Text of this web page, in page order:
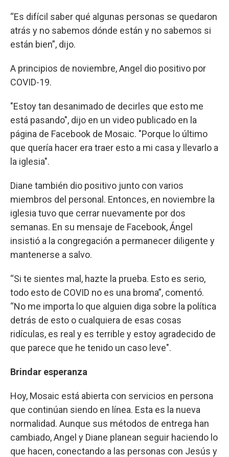
“Es difícil saber qué algunas personas se quedaron
atrás y no sabemos dónde están y no sabemos si
están bien”, dijo.
A principios de noviembre, Angel dio positivo por
COVID-19.
"Estoy tan desanimado de decirles que esto me
está pasando", dijo en un video publicado en la
página de Facebook de Mosaic. "Porque lo último
que quería hacer era traer esto a mi casa y llevarlo a
la iglesia".
Diane también dio positivo junto con varios
miembros del personal. Entonces, en noviembre la
iglesia tuvo que cerrar nuevamente por dos
semanas. En su mensaje de Facebook, Ángel
insistió a la congregación a permanecer diligente y
mantenerse a salvo.
“Si te sientes mal, hazte la prueba. Esto es serio,
todo esto de COVID no es una broma”, comentó.
“No me importa lo que alguien diga sobre la política
detrás de esto o cualquiera de esas cosas
ridículas, es real y es terrible y estoy agradecido de
que parece que he tenido un caso leve".
Brindar esperanza
Hoy, Mosaic está abierta con servicios en persona
que continúan siendo en línea. Esta es la nueva
normalidad. Aunque sus métodos de entrega han
cambiado, Angel y Diane planean seguir haciendo lo
que hacen, conectando a las personas con Jesús y